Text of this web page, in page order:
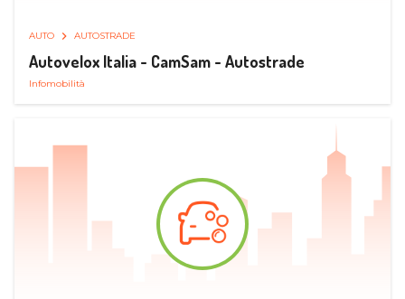
AUTO AUTOSTRADE
Autovelox Italia - CamSam - Autostrade
Infomobilità